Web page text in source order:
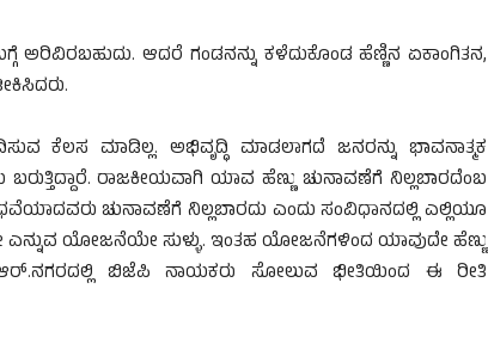
ಆದರೆ ಗಂಡನನ್ನು ಕಳೆದುಕೊಂಡ ಹೆಣ್ಣಿನ ಏಕಾಂಗಿತನ,
ಕೆಲಸ ಮಾಡಿಲ್ಲ. ಅಭಿವೃದ್ಧಿ ಮಾಡಲಾಗದೆ ಜನರನ್ನು ಭಾವನಾತ್ಮಕ
ರಾಜಕೀಯವಾಗಿ ಯಾವ ಹೆಣ್ಣು ಚುನಾವಣೆಗೆ ನಿಲ್ಲಬಾರದೆಂಬ
ಚುನಾವಣೆಗೆ ನಿಲ್ಲಬಾರದು ಎಂದು ಸಂವಿಧಾನದಲ್ಲಿ ಎಲ್ಲಿಯೂ
ಯೋಜನೆಯೇ ಸುಳ್ಳು. ಇಂತಹ ಯೋಜನೆಗಳಿಂದ ಯಾವುದೇ ಹೆಣ್ಣು
ಬಿಜೆಪಿ ನಾಯಕರು ಸೋಲುವ ಭೀತಿಯಿಂದ ಈ ರೀತಿ